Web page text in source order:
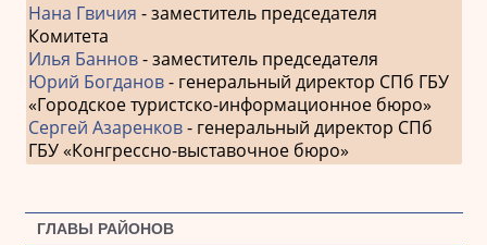
Нана Гвичия - заместитель председателя
Комитета
Илья Баннов- заместитель председателя
Юрий Богданов- генеральный директор СПб ГБУ
«Городское туристско-информационное бюро»
Сергей Азаренков- генеральный директор СПб
ГБУ «Конгрессно-выставочное бюро»
ГЛАВЫ РАЙОНОВ